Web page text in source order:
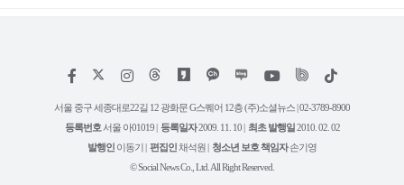
페
스
인
타
램
위
트
유
튜
틱
서울 중구 세종대로22길 12 광화문 G스퀘어 12층 (주)소셜뉴스 | 02-3789-8900
등록번호 서울 아01019 | 등록일자2009. 11. 10 | 최초 발행일2010. 02. 02
발행인 이동기 | 편집인채석원 | 청소년 보호 책임자손기영
© Social News Co., Ltd. All Right Reserved.